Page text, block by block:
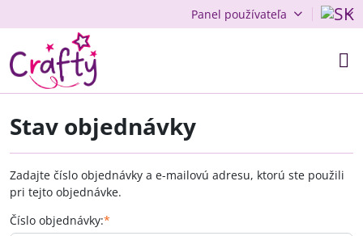
Panel používateľa
Stav objednávky
Zadajte číslo objednávky a e-mailovú adresu, ktorú ste použili
pri tejto objednávke.
Číslo objednávky:*